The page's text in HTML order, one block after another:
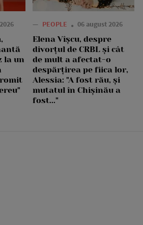
la un
— PEOPLE 06 august 2026
Elena Vîșcu, despre
divorțul de CRBL și cât
de mult a afectat-o
despărțirea pe fiica lor,
Alessia: "A fost rău, și
mutatul în Chișinău a
fost..."